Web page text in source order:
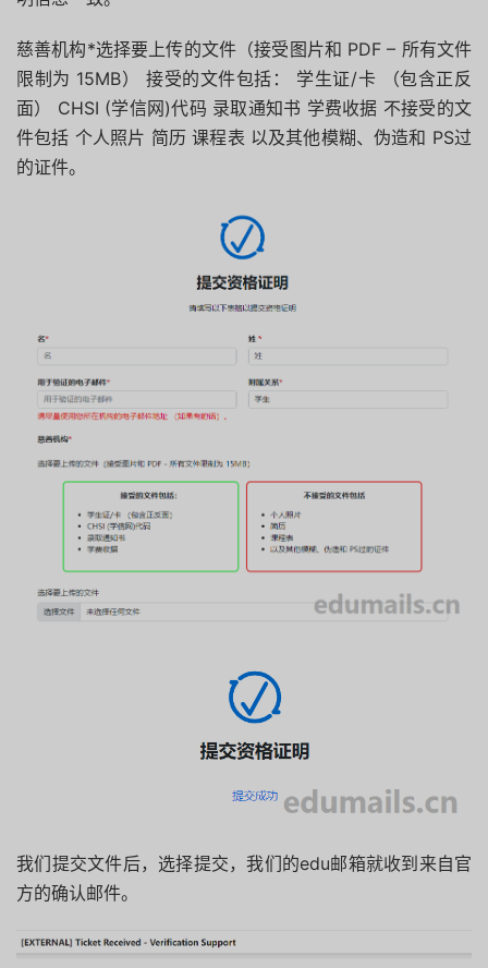
慈善机构*选择要上传的文件（接受图片和 PDF – 所有文件
限制为 15MB） 接受的文件包括： 学生证/卡 （包含正反
面） CHSI (学信网)代码 录取通知书 学费收据 不接受的文
件包括 个人照片 简历 课程表 以及其他模糊、伪造和 PS过
的证件。
我们提交文件后，选择提交，我们的edu邮箱就收到来自官
方的确认邮件。